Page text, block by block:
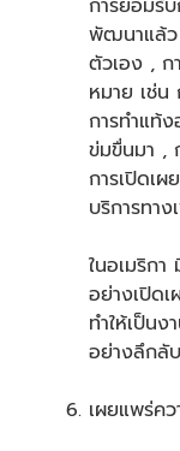
การยอมรั
พัฒนาแล้ว
ตัวเอง , ก
หมาย เช่น
การทำแท้
ข่มขื่นมา ,
การเปิดเ
บริการทาง
ในอเมริก
อย่างเปิดเ
ทำให้เป็น
อย่างลึกลับ
เผยแพร่ค